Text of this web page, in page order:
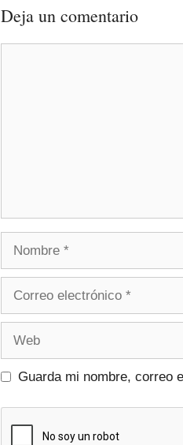
Deja un comentario
Guarda mi nombre, correo